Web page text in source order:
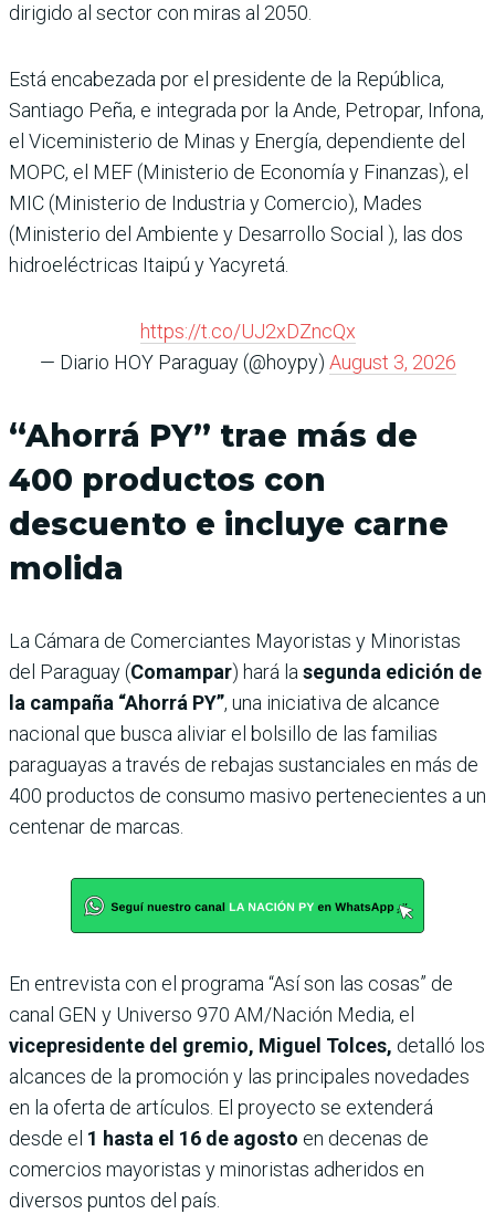
dirigido al sector con miras al 2050.
Está encabezada por el presidente de la República,
Santiago Peña, e integrada por la Ande, Petropar, Infona,
el Viceministerio de Minas y Energía, dependiente del
MOPC, el MEF (Ministerio de Economía y Finanzas), el
MIC (Ministerio de Industria y Comercio), Mades
(Ministerio del Ambiente y Desarrollo Social ), las dos
hidroeléctricas Itaipú y Yacyretá.
https://t.co/UJ2xDZncQx
— Diario HOY Paraguay (@hoypy) August 3, 2026
“Ahorrá PY” trae más de
400 productos con
descuento e incluye carne
molida
La Cámara de Comerciantes Mayoristas y Minoristas
del Paraguay (Comampar) hará lasegunda edición de
la campaña “Ahorrá PY”, una iniciativa de alcance
nacional que busca aliviar el bolsillo de las familias
paraguayas a través de rebajas sustanciales en más de
400 productos de consumo masivo pertenecientes a un
centenar de marcas.
En entrevista con el programa “Así son las cosas” de
canal GEN y Universo 970 AM/Nación Media, el
vicepresidente del gremio, Miguel Tolces, detalló los
alcances de la promoción y las principales novedades
en la oferta de artículos. El proyecto se extenderá
desde el 1 hasta el 16 de agosto en decenas de
comercios mayoristas y minoristas adheridos en
diversos puntos del país.